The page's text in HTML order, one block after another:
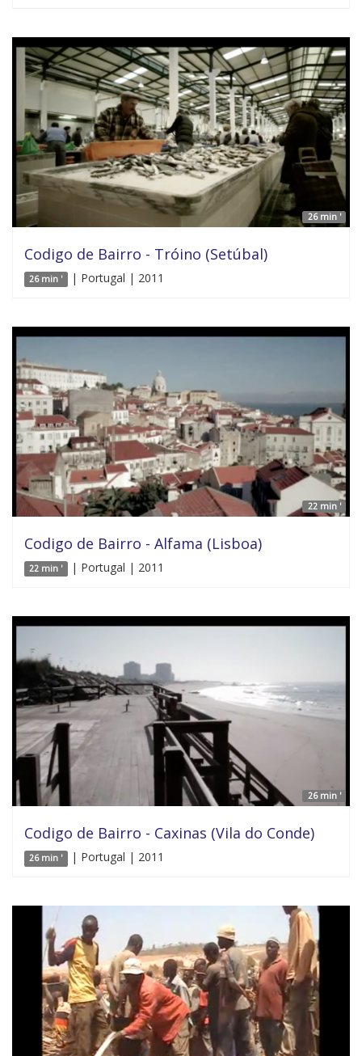
26 min '
Codigo de Bairro - Tróino (Setúbal)
26 min ' | Portugal | 2011
22 min '
Codigo de Bairro - Alfama (Lisboa)
22 min ' | Portugal | 2011
26 min '
Codigo de Bairro - Caxinas (Vila do Conde)
26 min ' | Portugal | 2011